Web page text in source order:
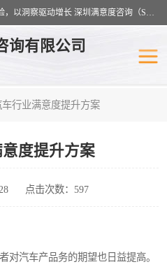
深耕满意度调研18载，用数据定义体验，以洞察驱动增长 深圳满意度咨询（SSC）：十八年专注，丈量每一份体验。
询有限公司
车行业满意度提升方案
度提升方案
点击次数：597
对汽车产品务的期望也日益提高。
医疗服务业满意度
餐饮业满意度调查
汽车行业满意度